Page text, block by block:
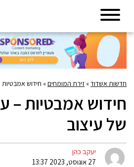
חדשות אשדוד» זירת המומחים» חידוש
חידוש אמבטיות –
של עיצוב
יעקב כהן
27 אוגוסט, 2023 13:37